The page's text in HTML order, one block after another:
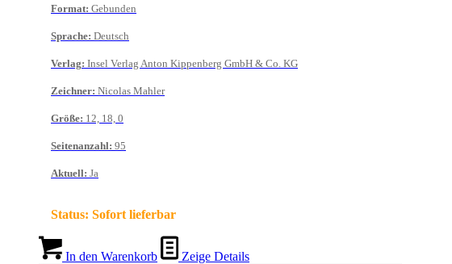
Format: Gebunden
Sprache: Deutsch
Verlag: Insel Verlag Anton Kippenberg GmbH & Co. KG
Zeichner: Nicolas Mahler
Größe: 12, 18, 0
Seitenanzahl: 95
Aktuell: Ja
Status: Sofort lieferbar
In den Warenkorb Zeige Details